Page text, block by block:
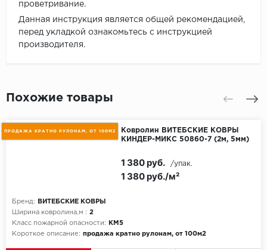
проветривание.
Данная инструкция является общей рекомендацией,
перед укладкой ознакомьтесь с инструкцией
производителя.
Похожие товары
ПРОДАЖА КРАТНО РУЛОНАМ, ОТ 100М2
Ковролин ВИТЕБСКИЕ КОВРЫ
КИНДЕР-МИКС 50860-7 (2м, 5мм)
Бренд:
ВИТЕБСКИЕ КОВРЫ
Ширина ковролина,м : 2
Класс пожарной опасности:
КМ5
Короткое описание: продажа кратно рулонам, от 100м2
1 380 руб./м²
1 380 руб. /упак.